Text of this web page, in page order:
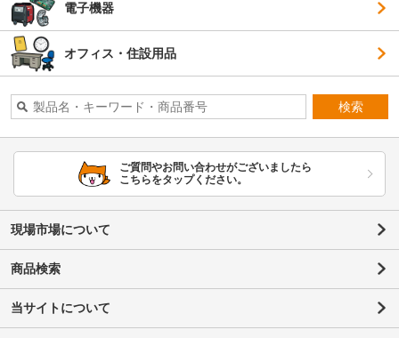
電子機器
オフィス・住設用品
検索
ご質問やお問い合わせがございましたら
こちらをタップください。
現場市場について
商品検索
当サイトについて